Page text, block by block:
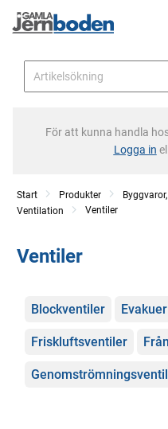
För att kunna handla
Logga in
Start Produkter
Ventilation
Ventiler
Ventiler
Kategorier
Blockventiler
Friskluftsventiler